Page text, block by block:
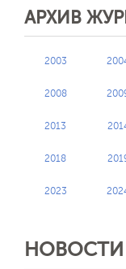
АРХИВ
2003
2008
2013
2018
2023
НОВОСТИ